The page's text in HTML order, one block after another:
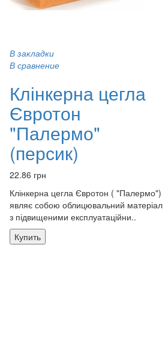
В закладки
В сравнение
Клінкерна цегла
Євротон
"Палермо"
(персик)
22.86 грн
Клінкерна цегла Євротон ( "Палермо")
являє собою облицювальний матеріал
з підвищеними експлуатаційни..
Купить